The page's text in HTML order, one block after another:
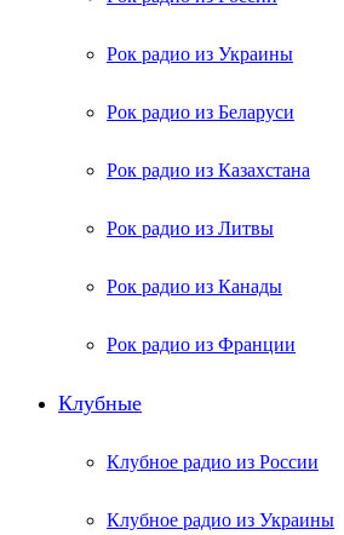
Рок радио из Украины
Рок радио из Беларуси
Рок радио из Казахстана
Рок радио из Литвы
Рок радио из Канады
Рок радио из Франции
Клубные
Клубное радио из России
Клубное радио из Украины